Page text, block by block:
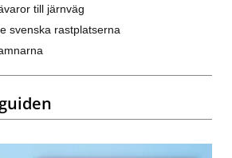
till järnväg
svenska rastplatserna